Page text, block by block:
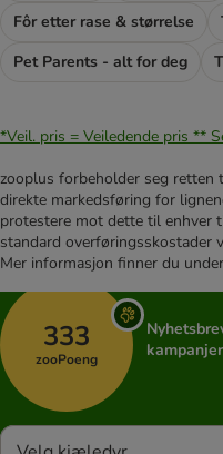
Fôr etter rase & størrelse
Pet Parents - alt for deg
*Veil. pris = Veiledende pris **
zooplus forbeholder seg
direkte markedsføring for
protestere mot dette til enhver
standard overføringsskostader
Mer informasjon finner du
333
zooPoeng